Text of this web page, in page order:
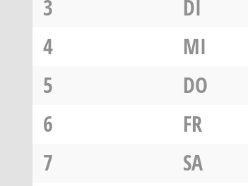
3
DI
4
MI
5
DO
6
FR
7
SA